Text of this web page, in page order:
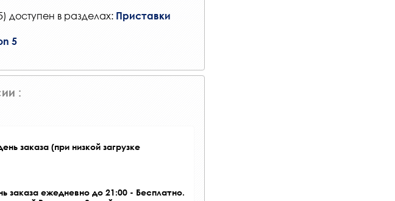
доступен в разделах: Приставки
5
:
заказа (при низкой загрузке
заказа ежедневно до 21:00 - Бесплатно.